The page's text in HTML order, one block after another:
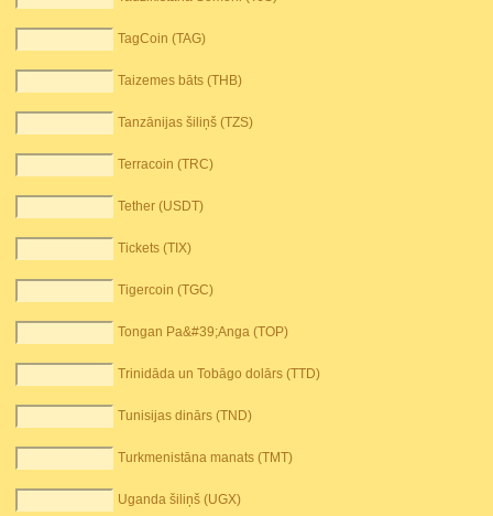
TagCoin (TAG)
Taizemes bāts (THB)
Tanzānijas šiliņš (TZS)
Terracoin (TRC)
Tether (USDT)
Tickets (TIX)
Tigercoin (TGC)
Tongan Pa&#39;Anga (TOP)
Trinidāda un Tobāgo dolārs (TTD)
Tunisijas dinārs (TND)
Turkmenistāna manats (TMT)
Uganda šiliņš (UGX)